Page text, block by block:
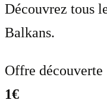
Découvrez tous
Balkans.
Offre découverte
1€